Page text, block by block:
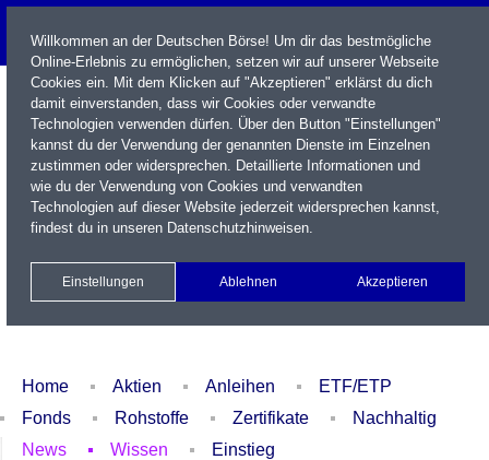
Name / WKN / ISIN / Kürzel
Newsletter Kontakt
Xetra Realtime
Watchlist Portfolio Login
Home Aktien Anleihen
ETF/ETP
Fonds
Rohstoffe Zertifikate
Nachhaltig
News
Wissen Einstieg
Willkommen an der Deutschen Börse! Um dir das bestmögliche
Online-Erlebnis zu ermöglichen, setzen wir auf unserer Webseite
Cookies ein. Mit dem Klicken auf "Akzeptieren" erklärst du dich
damit einverstanden, dass wir Cookies oder verwandte
Technologien verwenden dürfen. Über den Button "Einstellungen"
kannst du der Verwendung der genannten Dienste im Einzelnen
zustimmen oder widersprechen. Detaillierte Informationen und
wie du der Verwendung von Cookies und verwandten
Technologien auf dieser Website jederzeit widersprechen kannst,
findest du in unseren Datenschutzhinweisen.
Einstellungen Ablehnen Akzeptieren